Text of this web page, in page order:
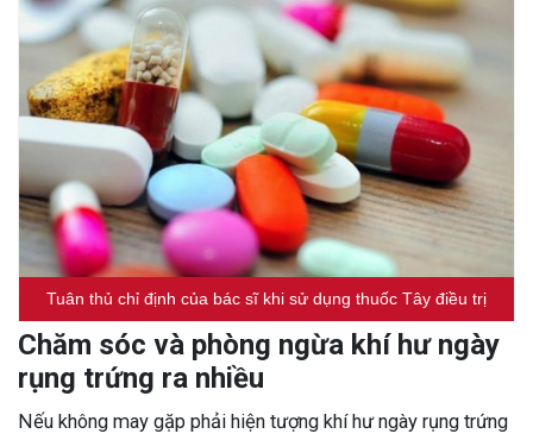
Tuân thủ chỉ định của bác sĩ khi sử dụng thuốc Tây điều trị
Chăm sóc và phòng ngừa khí hư ngày
rụng trứng ra nhiều
Nếu không may gặp phải hiện tượng khí hư ngày rụng trứng